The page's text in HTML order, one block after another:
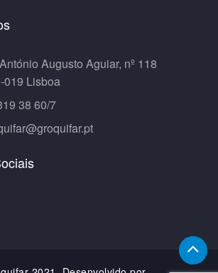
Augusto Aguiar, nº 118
019 Lisboa
38 60/7